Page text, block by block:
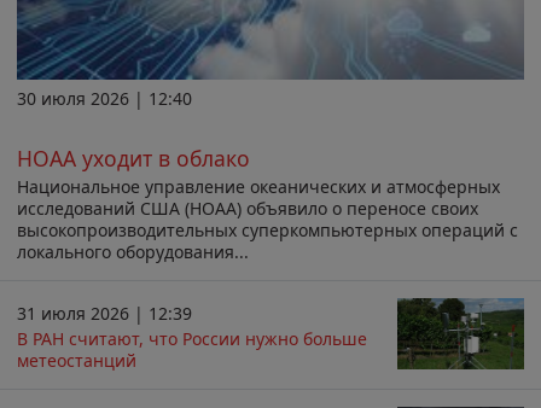
30 июля 2026 | 12:40
НОАА уходит в облако
Национальное управление океанических и атмосферных
исследований США (НОАА) объявило о переносе своих
высокопроизводительных суперкомпьютерных операций с
локального оборудования...
31 июля 2026 | 12:39
В РАН считают, что России нужно больше
метеостанций